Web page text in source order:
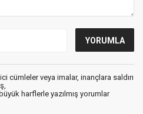
cümleler veya imalar, inançlara saldırı
harflerle yazılmış yorumlar